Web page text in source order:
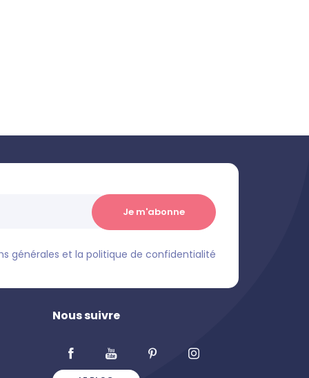
générales et la politique de confidentialité
Nous suivre